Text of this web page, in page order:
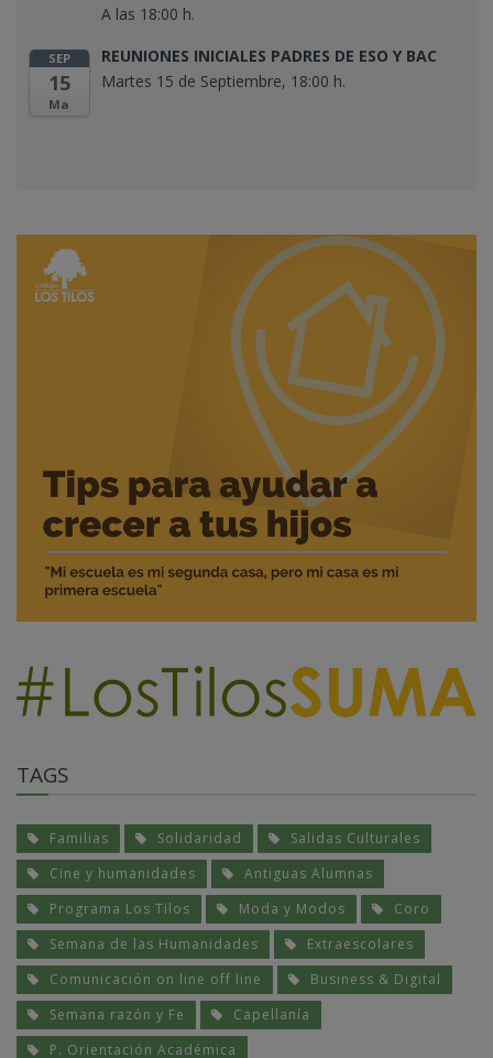
A las 18:00 h.
SEP
15
Ma
REUNIONES INICIALES PADRES DE ESO Y BAC
Martes 15 de Septiembre, 18:00 h.
TAGS
Familias Solidaridad
Salidas Culturales
Cine y humanidades
Antiguas Alumnas
Programa Los Tilos
Moda y Modos
Coro
Semana de las Humanidades
Extraescolares
Comunicación on line off line
Business & Digital
Semana razón y Fe
Capellanía
P. Orientación Académica